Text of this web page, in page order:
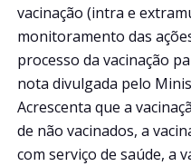
vacinação (intra e
monitoramento das
processo da vacinação
nota divulgada pelo
Acrescenta que a
de não vacinados, a
com serviço de saúde, a